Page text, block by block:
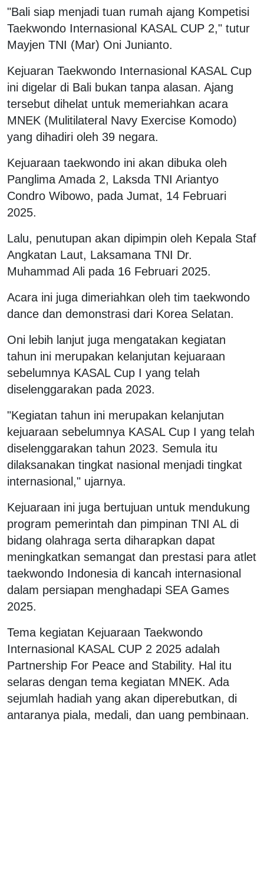
"Bali siap menjadi tuan rumah ajang Kompetisi
Taekwondo Internasional KASAL CUP 2," tutur
Mayjen TNI (Mar) Oni Junianto.
Kejuaran Taekwondo Internasional KASAL Cup
ini digelar di Bali bukan tanpa alasan. Ajang
tersebut dihelat untuk memeriahkan acara
MNEK (Mulitilateral Navy Exercise Komodo)
yang dihadiri oleh 39 negara.
Kejuaraan taekwondo ini akan dibuka oleh
Panglima Amada 2, Laksda TNI Ariantyo
Condro Wibowo, pada Jumat, 14 Februari
2025.
Lalu, penutupan akan dipimpin oleh Kepala Staf
Angkatan Laut, Laksamana TNI Dr.
Muhammad Ali pada 16 Februari 2025.
Acara ini juga dimeriahkan oleh tim taekwondo
dance dan demonstrasi dari Korea Selatan.
Oni lebih lanjut juga mengatakan kegiatan
tahun ini merupakan kelanjutan kejuaraan
sebelumnya KASAL Cup I yang telah
diselenggarakan pada 2023.
"Kegiatan tahun ini merupakan kelanjutan
kejuaraan sebelumnya KASAL Cup I yang telah
diselenggarakan tahun 2023. Semula itu
dilaksanakan tingkat nasional menjadi tingkat
internasional," ujarnya.
Kejuaraan ini juga bertujuan untuk mendukung
program pemerintah dan pimpinan TNI AL di
bidang olahraga serta diharapkan dapat
meningkatkan semangat dan prestasi para atlet
taekwondo Indonesia di kancah internasional
dalam persiapan menghadapi SEA Games
2025.
Tema kegiatan Kejuaraan Taekwondo
Internasional KASAL CUP 2 2025 adalah
Partnership For Peace and Stability. Hal itu
selaras dengan tema kegiatan MNEK. Ada
sejumlah hadiah yang akan diperebutkan, di
antaranya piala, medali, dan uang pembinaan.